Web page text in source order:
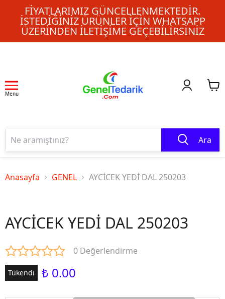
FIYATLARIMIZ GÜNCELLENMEKTEDIR.
İSTEDIĞINIZ ÜRÜNLER IÇIN WHATSAPP
ÜZERINDEN ILETIŞIME GEÇEBILIRSINIZ
Menu
Ara
Anasayfa GENEL AYCİCEK YEDİ DAL 250203
AYCİCEK YEDİ DAL 250203
0 Değerlendirme
Tükendi ₺ 0.00